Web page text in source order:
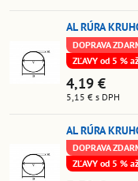
AL RÚRA
DOPRAVA
ZĽAVY od 5 %
4,19 €
5,15 € s DPH
AL RÚRA
DOPRAVA
ZĽAVY od 5 %